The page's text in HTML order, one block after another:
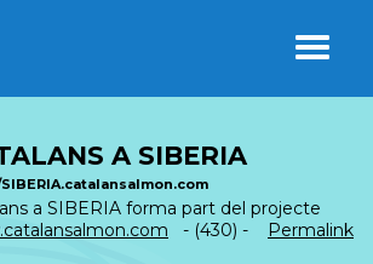
A SIBERIA
a SIBERIA forma part del projecte
- (430) -
Permalink